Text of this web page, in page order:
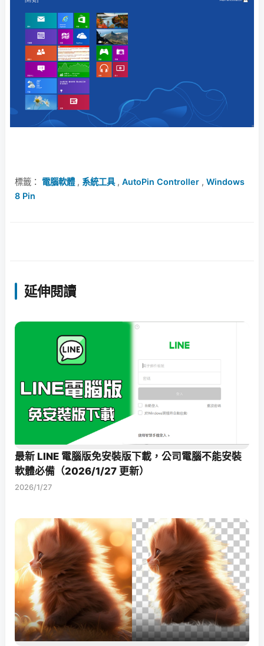
標籤： 電腦軟體, 系統工具, AutoPin Controller , Windows
8 Pin
延伸閱讀
最新 LINE 電腦版免安裝版下載，公司電腦不能安裝
軟體必備（2026/1/27 更新）
2026/1/27